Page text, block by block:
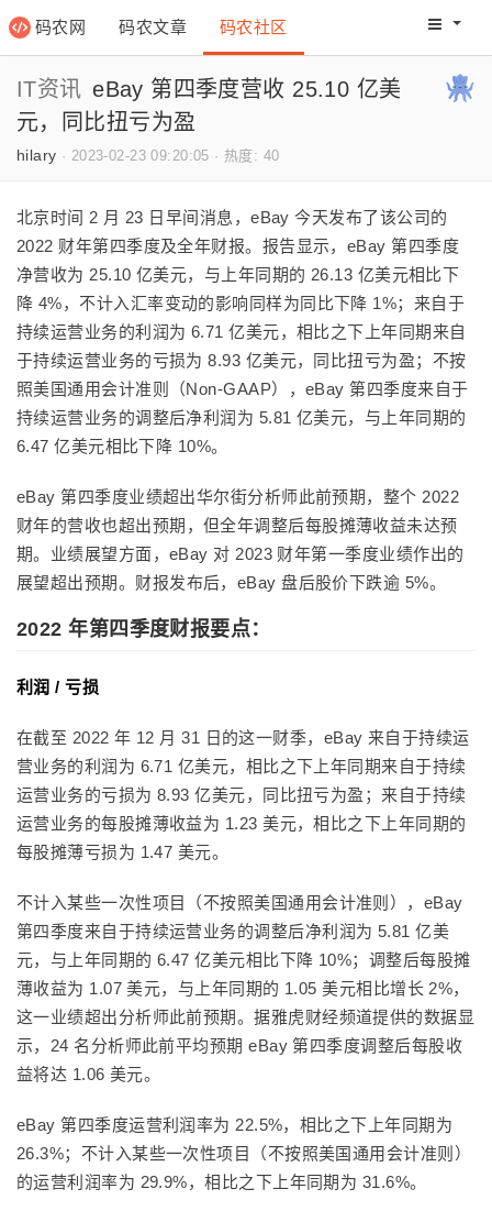
码农网 码农文章 码农社区 码农网
IT资讯 eBay 第四季度营收 25.10 亿美
元，同比扭亏为盈
hilary · 2023-02-23 09:20:05 · 热度: 40
北京时间 2 月 23 日早间消息，eBay 今天发布了该公司的
2022 财年第四季度及全年财报。报告显示， eBay 第四季度
净营收为 25.10 亿美元，与上年同期的 26.13 亿美元相比下
降 4%，不计入汇率变动的影响同样为同比下降 1%；来自于
持续运营业务的利润为 6.71 亿美元，相比之下上年同期来自
于持续运营业务的亏损为 8.93 亿美元，同比扭亏为盈；不按
照美国通用会计准则（Non-GAAP）， eBay 第四季度来自于
持续运营业务的调整后净利润为 5.81 亿美元，与上年同期的
6.47 亿美元相比下降 10%。
eBay 第四季度业绩超出华尔街分析师此前预期，整个 2022
财年的营收也超出预期 ，但全年调整后每股摊薄收益未达预
期。业绩展望方面，eBay 对 2023 财年第一季度业绩作出的
展望超出预期。 财报发布后，eBay 盘后股价下跌逾 5%。
2022 年第四季度财报要点：
利润 / 亏损
在截至 2022 年 12 月 31 日的这一财季，eBay 来自于持续运
营业务的利润为 6.71 亿美元，相比之下上年同期来自于持续
运营业务的亏损为 8.93 亿美元，同比扭亏为盈；来自于持续
运营业务的每股摊薄收益为 1.23 美元，相比之下上年同期的
每股摊薄亏损为 1.47 美元。
不计入某些一次性项目（不按照美国通用会计准则），eBay
第四季度来自于持续运营业务的调整后净利润为 5.81 亿美
元，与上年同期的 6.47 亿美元相比下降 10%；调整后每股摊
薄收益为 1.07 美元，与上年同期的 1.05 美元相比增长 2%，
这一业绩超出分析师此前预期。据雅虎财经频道提供的数据显
示，24 名分析师此前平均预期 eBay 第四季度调整后每股收
益将达 1.06 美元。
eBay 第四季度运营利润率为 22.5%，相比之下上年同期为
26.3%；不计入某些一次性项目（不按照美国通用会计准则）
的运营利润率为 29.9%，相比之下上年同期为 31.6%。